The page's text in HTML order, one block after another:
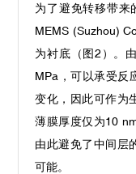
为了避免转移带来
MEMS (Suzhou)
为衬底（图2）。
MPa，可以承受反
变化，因此可作为
薄膜厚度仅为10
由此避免了中间层
可能。